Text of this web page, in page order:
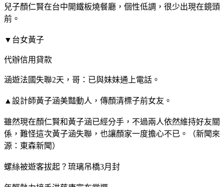
兒子顏仁賢在台中開鐵板燒餐廳，個性低調，很少出現在鏡頭
前。
▼台女黃子
代辦信用貸款
涵遊法國失聯2天，哥：已與妹妹通上電話。
▲設計師黃子涵美豔動人，傳顏清標子前女友。
雖然現在顏仁賢和黃子涵已經分手，不過兩人依然維持好友關
係，難怪這次黃子涵失聯，也讓顏家一度擔心不已。（新聞來
源：東森新聞）
螺絲被遊客拔起？琉璃吊橋3月封